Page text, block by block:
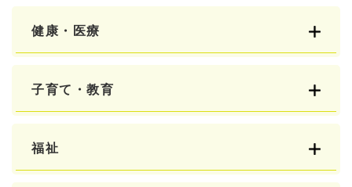
健康・医療
子育て・教育
福祉